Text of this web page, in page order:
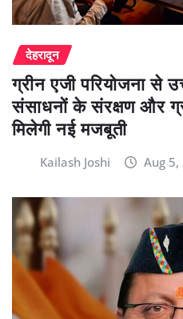
देहरादून
ग्रीन एजी परियोजना से
संसाधनों के संरक्षण और
मिलेगी नई मजबूती
Kailash Joshi Aug 5,